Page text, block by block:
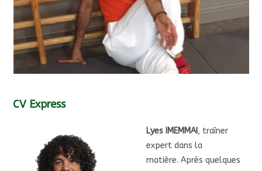
CV Express
Lyes IMEMMAI, traîner
expert dans la
matière. Après quelques